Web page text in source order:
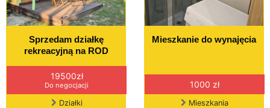
Sprzedam działkę
rekreacyjną na ROD
19500zł
Do negocjacji
Działki
Mieszkanie do wynajęcia
1000 zł
Mieszkania